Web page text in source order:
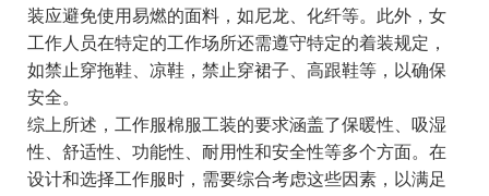
装应避免使用易燃的面料，如尼龙、化纤等。此外，女
工作人员在特定的工作场所还需遵守特定的着装规定，
如禁止穿拖鞋、凉鞋，禁止穿裙子、高跟鞋等，以确保
安全。
综上所述，工作服棉服工装的要求涵盖了保暖性、吸湿
性、舒适性、功能性、耐用性和安全性等多个方面。在
设计和选择工作服时，需要综合考虑这些因素，以满足